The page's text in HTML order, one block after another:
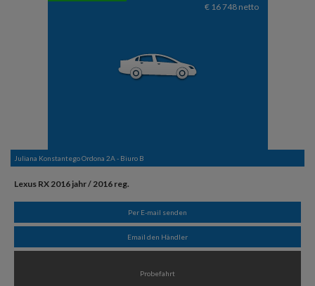
€ 16 748 netto
Juliana Konstantego Ordona 2A - Biuro B
Lexus RX 2016 jahr / 2016 reg.
Per E-mail senden
Email den Händler
Probefahrt